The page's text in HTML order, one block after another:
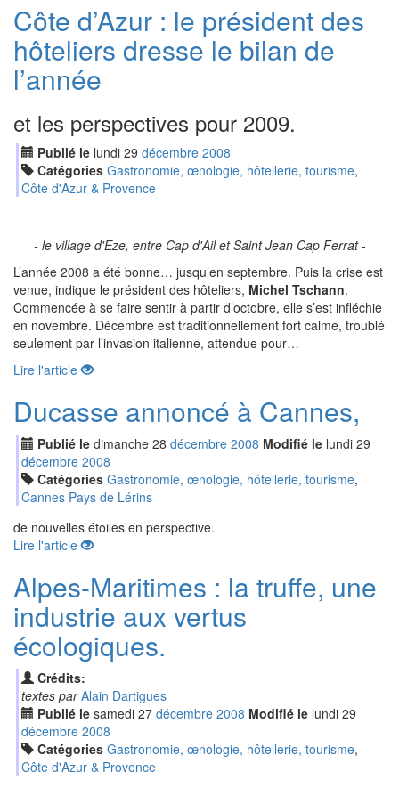
Côte d’Azur : le président des
hôteliers dresse le bilan de
l’année
et les perspectives pour 2009.
Publié le lundi 29 décembre 2008
Catégories Gastronomie, œnologie, hôtellerie, tourisme,
Côte d'Azur & Provence
- le village d'Eze, entre Cap d'Ail et Saint Jean Cap Ferrat -
L’année 2008 a été bonne… jusqu’en septembre. Puis la crise est
venue, indique le président des hôteliers, Michel Tschann.
Commencée à se faire sentir à partir d’octobre, elle s’est infléchie
en novembre. Décembre est traditionnellement fort calme, troublé
seulement par l’invasion italienne, attendue pour…
Lire l'article
Ducasse annoncé à Cannes,
Publié le dimanche 28 décembre 2008 Modifié le lundi 29
décembre 2008
Catégories Gastronomie, œnologie, hôtellerie, tourisme,
Cannes Pays de Lérins
de nouvelles étoiles en perspective.
Lire l'article
Alpes-Maritimes : la truffe, une
industrie aux vertus
écologiques.
Crédits:
textes par Alain Dartigues
Publié le samedi 27 décembre 2008 Modifié le lundi 29
décembre 2008
Catégories Gastronomie, œnologie, hôtellerie, tourisme,
Côte d'Azur & Provence